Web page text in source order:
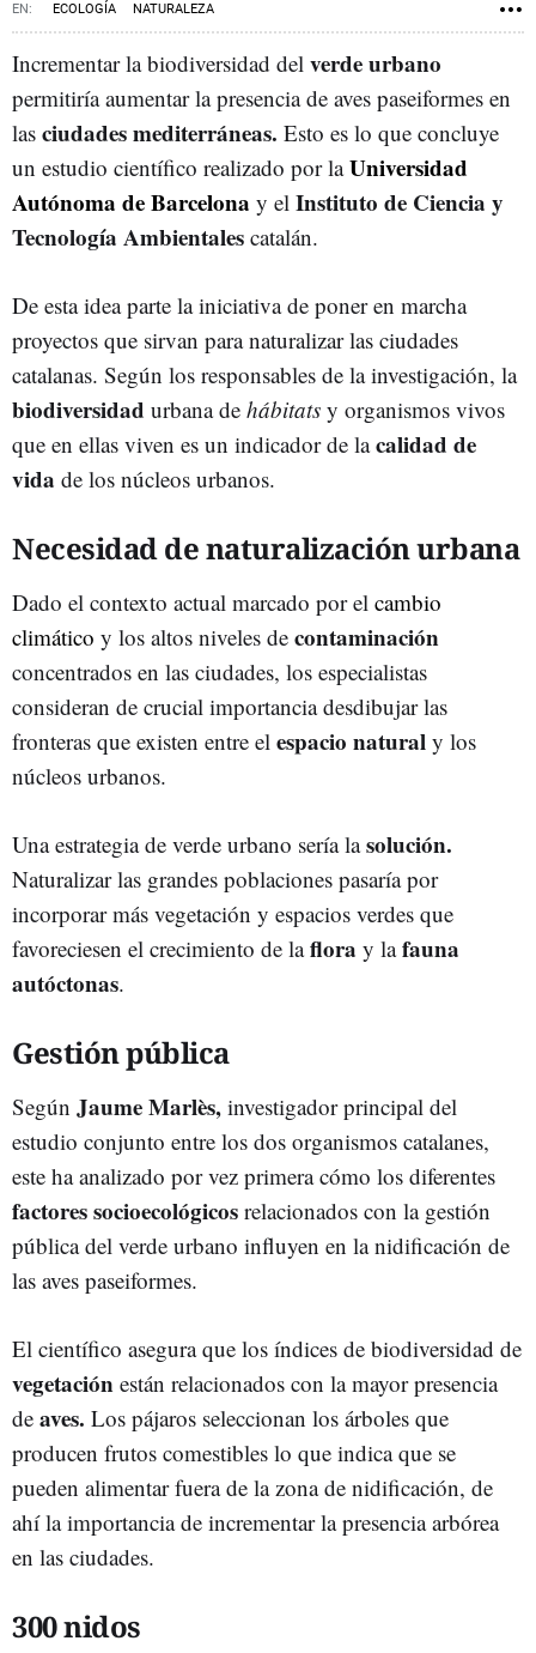
ECOLOGÍA NATURALEZA
Incrementar la biodiversidad del verde urbano
permitiría aumentar la presencia de aves paseiformes en
las ciudades mediterráneas. Esto es lo que concluye
un estudio científico realizado por laUniversidad
Autónoma de Barcelona y el Instituto de Ciencia y
Tecnología Ambientales catalán.
De esta idea parte la iniciativa de poner en marcha
proyectos que sirvan para naturalizar las ciudades
catalanas. Según los responsables de la investigación, la
biodiversidad urbana de hábitats y organismos vivos
que en ellas viven es un indicador de lacalidad de
vida de los núcleos urbanos.
Necesidad de naturalización urbana
Dado el contexto actual marcado por el cambio
climático y los altos niveles de contaminación
concentrados en las ciudades, los especialistas
consideran de crucial importancia desdibujar las
fronteras que existen entre el espacio natural y los
núcleos urbanos.
Una estrategia de verde urbano sería lasolución.
Naturalizar las grandes poblaciones pasaría por
incorporar más vegetación y espacios verdes que
favoreciesen el crecimiento de laflora y lafauna
autóctonas.
Gestión pública
Según Jaume Marlès, investigador principal del
estudio conjunto entre los dos organismos catalanes,
este ha analizado por vez primera cómo los diferentes
factores socioecológicos relacionados con la gestión
pública del verde urbano influyen en la nidificación de
las aves paseiformes.
El científico asegura que los índices de biodiversidad de
vegetación están relacionados con la mayor presencia
de aves. Los pájaros seleccionan los árboles que
producen frutos comestibles lo que indica que se
pueden alimentar fuera de la zona de nidificación, de
ahí la importancia de incrementar la presencia arbórea
en las ciudades.
300 nidos